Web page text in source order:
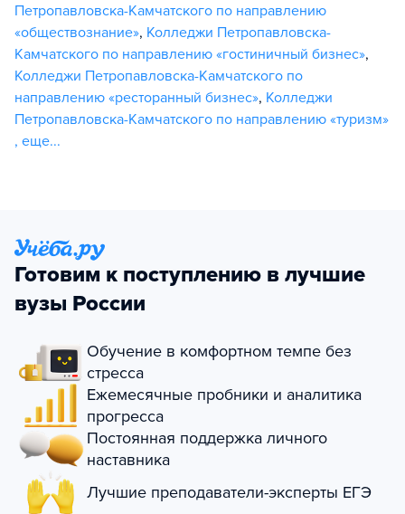
Петропавловска-Камчатского по направлению
«обществознание», Колледжи Петропавловска-
Камчатского по направлению «гостиничный бизнес»,
Колледжи Петропавловска-Камчатского по
направлению «ресторанный бизнес», Колледжи
Петропавловска-Камчатского по направлению «туризм»
, еще...
Готовим к поступлению в лучшие
вузы России
Обучение в комфортном темпе без
стресса
Ежемесячные пробники и аналитика
прогресса
Постоянная поддержка личного
наставника
Лучшие преподаватели-эксперты ЕГЭ